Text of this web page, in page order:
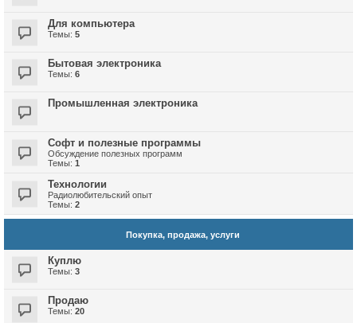
Для компьютера
Темы: 5
Бытовая электроника
Темы: 6
Промышленная электроника
Софт и полезные программы
Обсуждение полезных программ
Темы: 1
Технологии
Радиолюбительский опыт
Темы: 2
Покупка, продажа, услуги
Куплю
Темы: 3
Продаю
Темы: 20